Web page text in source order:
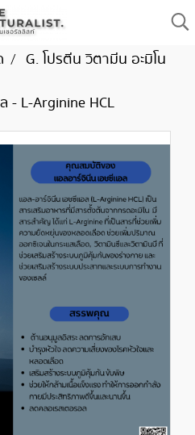
G. โปรตีน วิตามีน อะมิโน
- L-Arginine HCL